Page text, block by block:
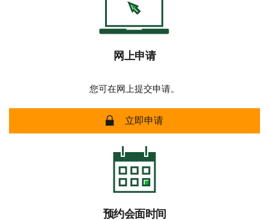
网上申请
您可在网上提交申请。
安全在线申请 立即申请
立即申请
预约会面时间